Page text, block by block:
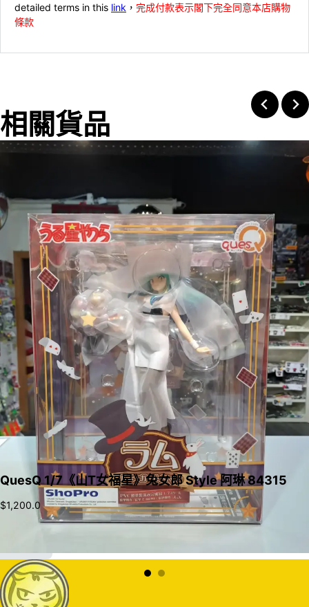
detailed terms in this link ， 完成付款表示閣下完全同意本店購物
條款
相關貨品
QuesQ 1/7《山T女福星》兔女郎 Style 阿琳 84315
$1,200.0